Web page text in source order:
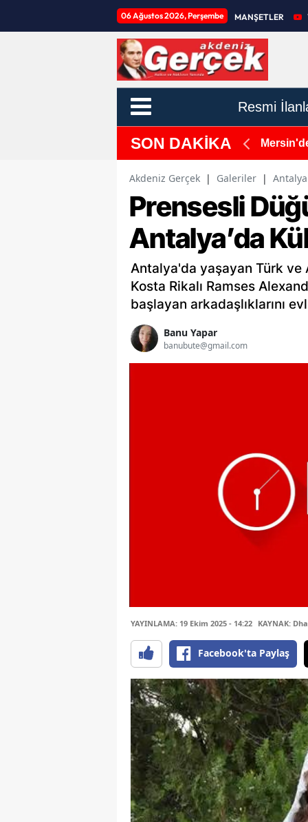
06 Ağustos 2026, Perşembe MANŞETLER
Resmi
SON DAKİKA
ekonomik kriz derinleşiyor, konkordato
Akdeniz Gerçek | Galeriler | Antalya
Prensesli
Antalya’da
Antalya'da yaşayan Türk ve
Kosta Rikalı Ramses
başlayan arkadaşlıklarını
Banu Yapar
banubute@gmail.com
YAYINLAMA: 19 Ekim 2025 - 14:22 KAYNAK: Dha
Facebook'ta Paylaş